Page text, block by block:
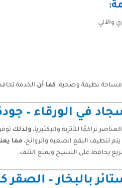
والآلي
نظيفة وصحية، كما أن الخدمة
في الورقاء –
تراكمًا للأتربة والبكتيريا،ولذلك
يتم تنظيف البقع الصعبة والروائح، مما
يحافظ على النسيج ويمنع التلف.
بالبخار –